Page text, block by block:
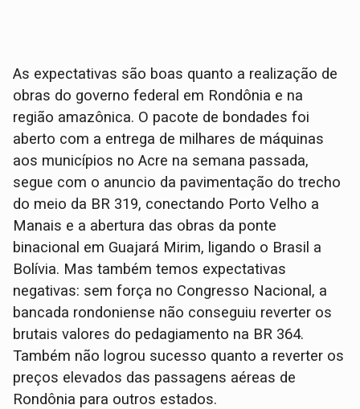
As expectativas são boas quanto a realização de
obras do governo federal em Rondônia e na
região amazônica. O pacote de bondades foi
aberto com a entrega de milhares de máquinas
aos municípios no Acre na semana passada,
segue com o anuncio da pavimentação do trecho
do meio da BR 319, conectando Porto Velho a
Manais e a abertura das obras da ponte
binacional em Guajará Mirim, ligando o Brasil a
Bolívia. Mas também temos expectativas
negativas: sem força no Congresso Nacional, a
bancada rondoniense não conseguiu reverter os
brutais valores do pedagiamento na BR 364.
Também não logrou sucesso quanto a reverter os
preços elevados das passagens aéreas de
Rondônia para outros estados.